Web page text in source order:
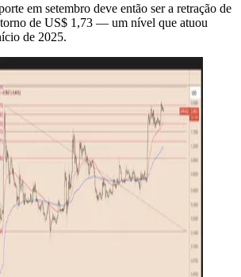
em setembro deve então ser a retração de
de US$ 1,73 — um nível que atuou
de 2025.